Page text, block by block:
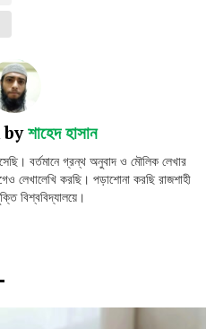
শাহেদ হাসান
বর্তমানে গ্রন্থ অনুবাদ ও মৌলিক লেখার
লেখালেখি করছি। পড়াশোনা করছি রাজশাহী
বিশ্ববিদ্যালয়ে।